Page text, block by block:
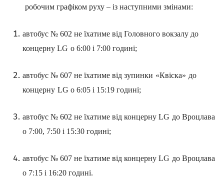
робочим графіком руху ‒ із наступними змінами:
автобус № 602 не їхатиме від Головного вокзалу до
концерну LG о 6:00 i 7:00 годині;
автобус № 607 не їхатиме від зупинки «Квіска» до
концерну LG о 6:05 i 15:19 годині;
автобус № 602 не їхатиме від концерну LG до Вроцлава
о 7:00, 7:50 i 15:30 годині;
автобус № 607 не їхатиме від концерну LG до Вроцлава
o 7:15 i 16:20 годині.